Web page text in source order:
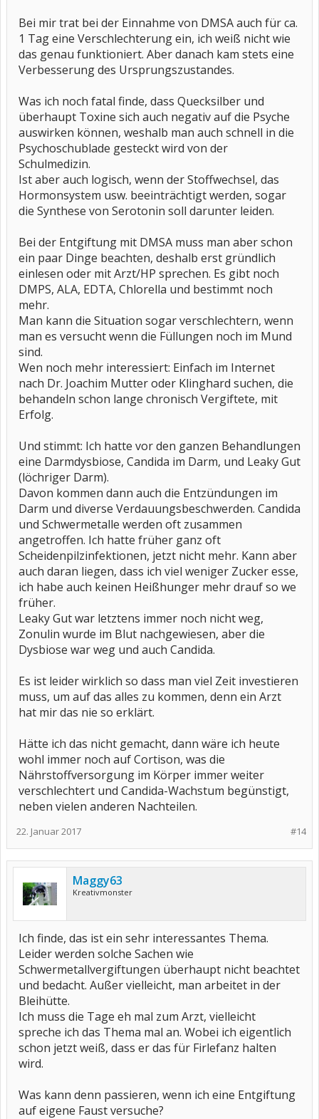
Bei mir trat bei der Einnahme von DMSA auch für ca.
1 Tag eine Verschlechterung ein, ich weiß nicht wie
das genau funktioniert. Aber danach kam stets eine
Verbesserung des Ursprungszustandes.
Was ich noch fatal finde, dass Quecksilber und
überhaupt Toxine sich auch negativ auf die Psyche
auswirken können, weshalb man auch schnell in die
Psychoschublade gesteckt wird von der
Schulmedizin.
Ist aber auch logisch, wenn der Stoffwechsel, das
Hormonsystem usw. beeinträchtigt werden, sogar
die Synthese von Serotonin soll darunter leiden.
Bei der Entgiftung mit DMSA muss man aber schon
ein paar Dinge beachten, deshalb erst gründlich
einlesen oder mit Arzt/HP sprechen. Es gibt noch
DMPS, ALA, EDTA, Chlorella und bestimmt noch
mehr.
Man kann die Situation sogar verschlechtern, wenn
man es versucht wenn die Füllungen noch im Mund
sind.
Wen noch mehr interessiert: Einfach im Internet
nach Dr. Joachim Mutter oder Klinghard suchen, die
behandeln schon lange chronisch Vergiftete, mit
Erfolg.
Und stimmt: Ich hatte vor den ganzen Behandlungen
eine Darmdysbiose, Candida im Darm, und Leaky Gut
(löchriger Darm).
Davon kommen dann auch die Entzündungen im
Darm und diverse Verdauungsbeschwerden. Candida
und Schwermetalle werden oft zusammen
angetroffen. Ich hatte früher ganz oft
Scheidenpilzinfektionen, jetzt nicht mehr. Kann aber
auch daran liegen, dass ich viel weniger Zucker esse,
ich habe auch keinen Heißhunger mehr drauf so we
früher.
Leaky Gut war letztens immer noch nicht weg,
Zonulin wurde im Blut nachgewiesen, aber die
Dysbiose war weg und auch Candida.
Es ist leider wirklich so dass man viel Zeit investieren
muss, um auf das alles zu kommen, denn ein Arzt
hat mir das nie so erklärt.
Hätte ich das nicht gemacht, dann wäre ich heute
wohl immer noch auf Cortison, was die
Nährstoffversorgung im Körper immer weiter
verschlechtert und Candida-Wachstum begünstigt,
neben vielen anderen Nachteilen.
#14
22. Januar 2017
Maggy63
Kreativmonster
Ich finde, das ist ein sehr interessantes Thema.
Leider werden solche Sachen wie
Schwermetallvergiftungen überhaupt nicht beachtet
und bedacht. Außer vielleicht, man arbeitet in der
Bleihütte.
Ich muss die Tage eh mal zum Arzt, vielleicht
spreche ich das Thema mal an. Wobei ich eigentlich
schon jetzt weiß, dass er das für Firlefanz halten
wird.
Was kann denn passieren, wenn ich eine Entgiftung
auf eigene Faust versuche?